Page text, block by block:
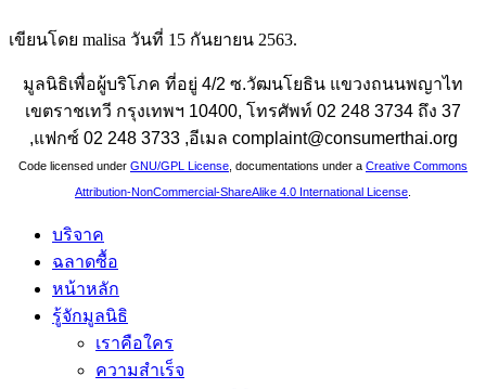
เขียนโดย malisa วันที่ 15 กันยายน 2563.
มูลนิธิเพื่อผู้บริโภค ที่อยู่ 4/2 ซ.วัฒนโยธิน แขวงถนนพญาไท
เขตราชเทวี กรุงเทพฯ 10400, โทรศัพท์ 02 248 3734 ถึง 37
,แฟกซ์ 02 248 3733 ,อีเมล complaint@consumerthai.org
Code licensed under GNU/GPL License , documentations under a Creative Commons
Attribution-NonCommercial-ShareAlike 4.0 International License
บริจาค
ฉลาดซื้อ
หน้าหลัก
รู้จักมูลนิธิ
เราคือใคร
ความสำเร็จ